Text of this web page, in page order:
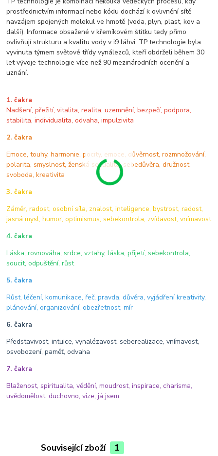
prostřednictvím informací nebo kódu dochází k ovlivnění sítě
navzájem spojených molekul ve hmotě (voda, plyn, plast, kov a
další). Informace obsažené v křemíkovém štítku tedy přímo
ovlivňují strukturu a kvalitu vody v i9 láhvi. TP technologie byla
vyvinuta týmem světové třídy vynálezců, kteří obdrželi během 30
let vývoje technologie více než 90 mezinárodních ocenění a
uznání.
1. čakra
Nadšení, přežití, vitalita, realita, uzemnění, bezpečí, podpora,
stabilita, individualita, odvaha, impulzivita
2. čakra
Emoce, touhy, harmonie, pocity, emoce, důvěrnost, rozmnožování,
polarita, smyslnost, ženská sexualita, sebedůvěra, družnost,
svoboda, kreativita
3. čakra
Záměr, radost, osobní síla, znalost, inteligence, bystrost, radost,
jasná mysl, humor, optimismus, sebekontrola, zvídavost, vnímavost
4. čakra
Láska, rovnováha, srdce, vztahy, láska, přijetí, sebekontrola,
soucit, odpuštění, růst
5. čakra
Růst, léčení, komunikace, řeč, pravda, důvěra, vyjádření kreativity,
plánování, organizování, obezřetnost, mír
6. čakra
Představivost, intuice, vynalézavost, seberealizace, vnímavost,
osvobození, paměť, odvaha
7. čakra
Blaženost, spiritualita, vědění, moudrost, inspirace, charisma,
uvědomělost, duchovno, vize, já jsem
Související zboží 1